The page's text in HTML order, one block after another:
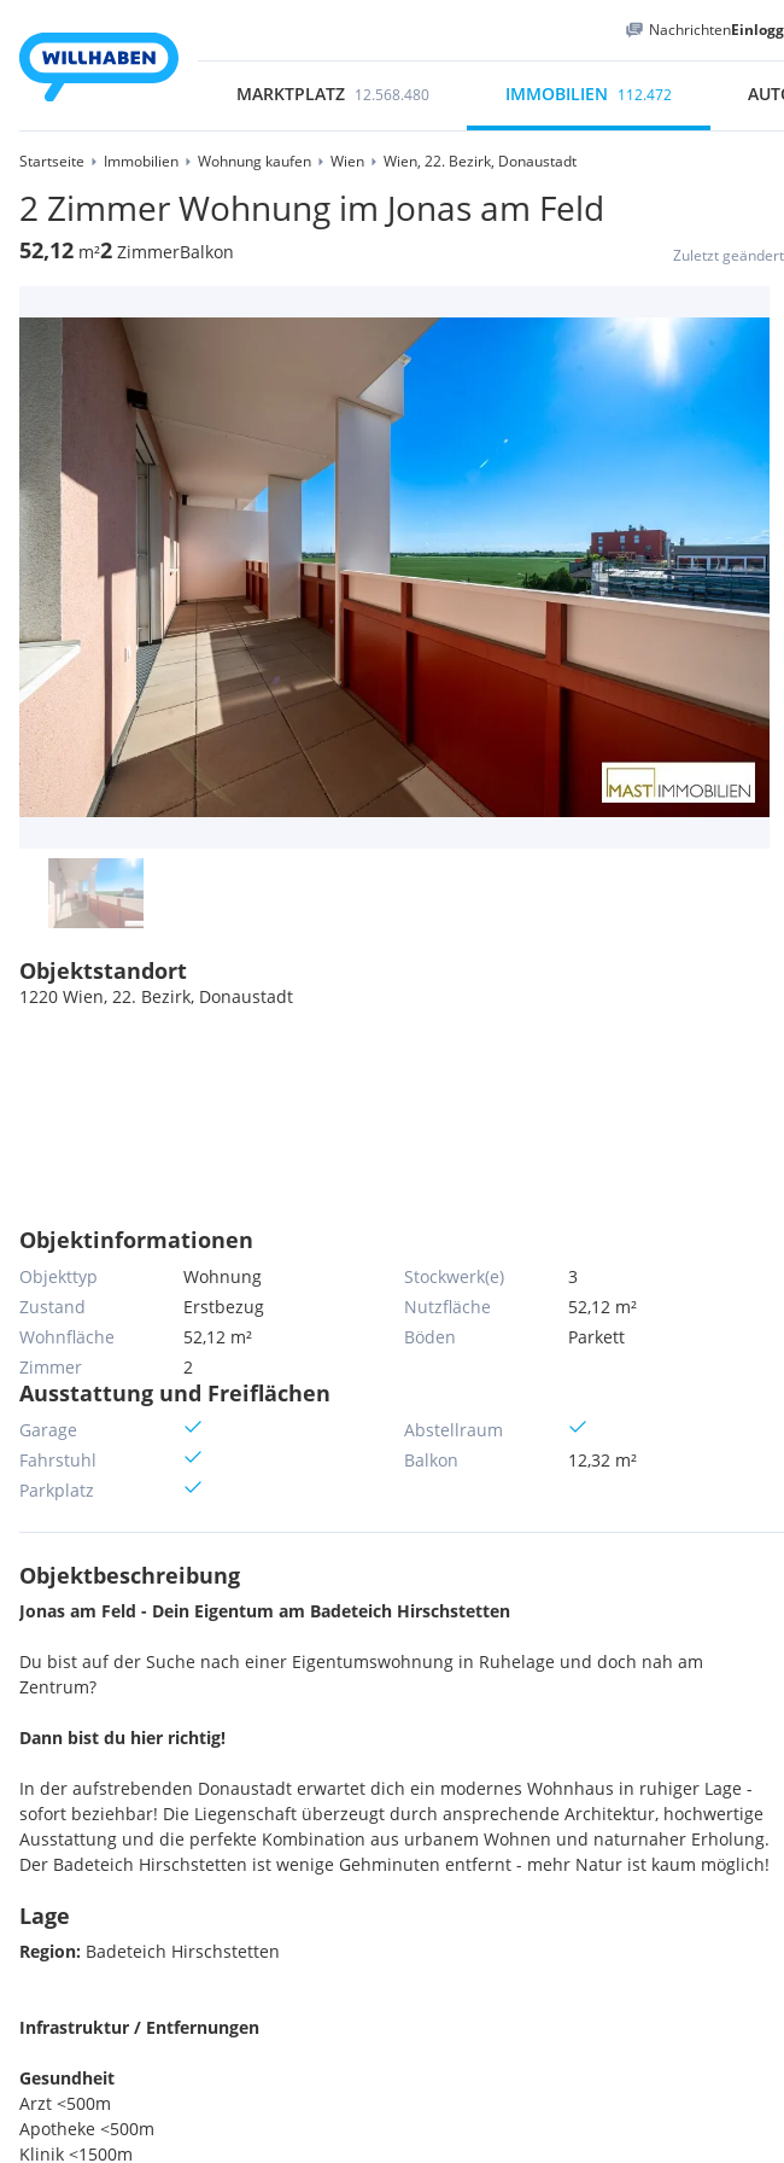
Nachrichten
MARKTPLATZ 12.568.480 IMMOBILIEN 112.472
Startseite Immobilien Wohnung kaufen Wien Wien, 22. Bezirk, Donaustadt
2 Zimmer Wohnung im Jonas am Feld
52,12 m²2 ZimmerBalkon Zuletzt
Objektstandort
1220 Wien, 22. Bezirk, Donaustadt
Objektinformationen
Objekttyp
Wohnung
Zustand
Erstbezug
Wohnfläche
52,12 m²
Zimmer
2
Stockwerk(e)
3
Nutzfläche
52,12 m²
Böden
Parkett
Ausstattung und Freiflächen
Garage
Fahrstuhl
Parkplatz
Abstellraum
Balkon
12,32 m²
Objektbeschreibung
Jonas am Feld - Dein Eigentum am Badeteich Hirschstetten
Du bist auf der Suche nach einer Eigentumswohnung in Ruhelage und doch nah am
Zentrum?
Dann bist du hier richtig!
In der aufstrebenden Donaustadt erwartet dich ein modernes Wohnhaus in ruhiger Lage -
sofort beziehbar! Die Liegenschaft überzeugt durch ansprechende Architektur, hochwertige
Ausstattung und die perfekte Kombination aus urbanem Wohnen und naturnaher Erholung.
Der Badeteich Hirschstetten ist wenige Gehminuten entfernt - mehr Natur ist kaum möglich!
Zum Angebot stehen freifinanzierte Wohnungen auf Eigengrund - keine Pacht!
Highlights der Liegenschaft:
Provisionsfrei!
Elektrische Außenbeschattung
Hochwertiger Parkettboden in allen Wohnräumen
Betonkernaktivierung
Zusätzliche Elektro-Handtuchheizkörper im Badezimmer
Kellerabteil inkludiert
Lage
Region: Badeteich Hirschstetten
Infrastruktur / Entfernungen
Gesundheit
Arzt <500m
Apotheke <500m
Klinik <1500m